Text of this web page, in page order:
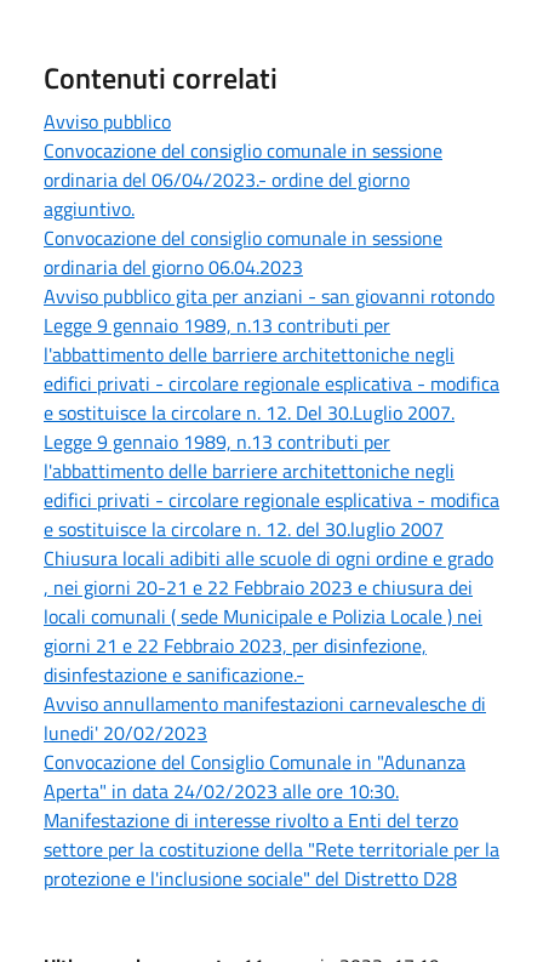
Contenuti correlati
Avviso pubblico
Convocazione del consiglio comunale in sessione
ordinaria del 06/04/2023.- ordine del giorno
aggiuntivo.
Convocazione del consiglio comunale in sessione
ordinaria del giorno 06.04.2023
Avviso pubblico gita per anziani - san giovanni rotondo
Legge 9 gennaio 1989, n.13 contributi per
l'abbattimento delle barriere architettoniche negli
edifici privati - circolare regionale esplicativa - modifica
e sostituisce la circolare n. 12. Del 30.Luglio 2007.
Legge 9 gennaio 1989, n.13 contributi per
l'abbattimento delle barriere architettoniche negli
edifici privati - circolare regionale esplicativa - modifica
e sostituisce la circolare n. 12. del 30.luglio 2007
Chiusura locali adibiti alle scuole di ogni ordine e grado
, nei giorni 20-21 e 22 Febbraio 2023 e chiusura dei
locali comunali ( sede Municipale e Polizia Locale ) nei
giorni 21 e 22 Febbraio 2023, per disinfezione,
disinfestazione e sanificazione.-
Avviso annullamento manifestazioni carnevalesche di
lunedi' 20/02/2023
Convocazione del Consiglio Comunale in "Adunanza
Aperta" in data 24/02/2023 alle ore 10:30.
Manifestazione di interesse rivolto a Enti del terzo
settore per la costituzione della "Rete territoriale per la
protezione e l'inclusione sociale" del Distretto D28